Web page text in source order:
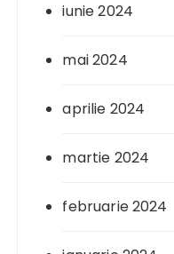
iunie 2024
mai 2024
aprilie 2024
martie 2024
februarie 2024